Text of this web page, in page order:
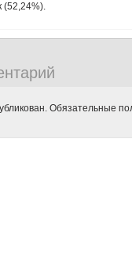
(52,24%).
Обязательные